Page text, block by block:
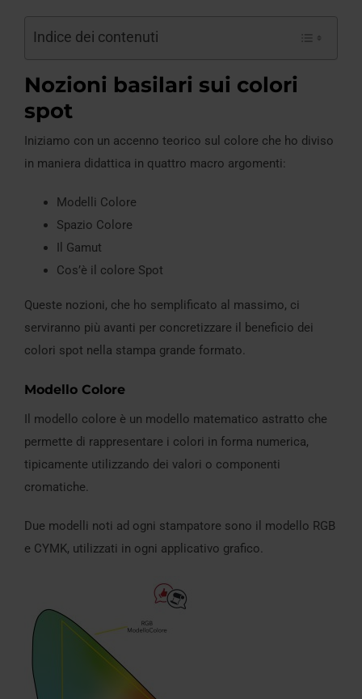
Indice dei contenuti
Nozioni basilari sui colori
spot
Iniziamo con un accenno teorico sul colore che ho diviso
in maniera didattica in quattro macro argomenti:
Modelli Colore
Spazio Colore
Il Gamut
Cos’è il colore Spot
Queste nozioni, che ho semplificato al massimo, ci
serviranno più avanti per concretizzare il beneficio dei
colori spot nella stampa grande formato.
Modello Colore
Il modello colore è un modello matematico astratto che
permette di rappresentare i colori in forma numerica,
tipicamente utilizzando dei valori o componenti
cromatiche.
Due modelli noti ad ogni stampatore sono il modello RGB
e CYMK, utilizzati in ogni applicativo grafico.